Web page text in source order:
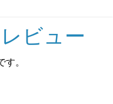
ビュー
。